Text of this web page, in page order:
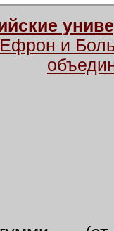
Ефрон и